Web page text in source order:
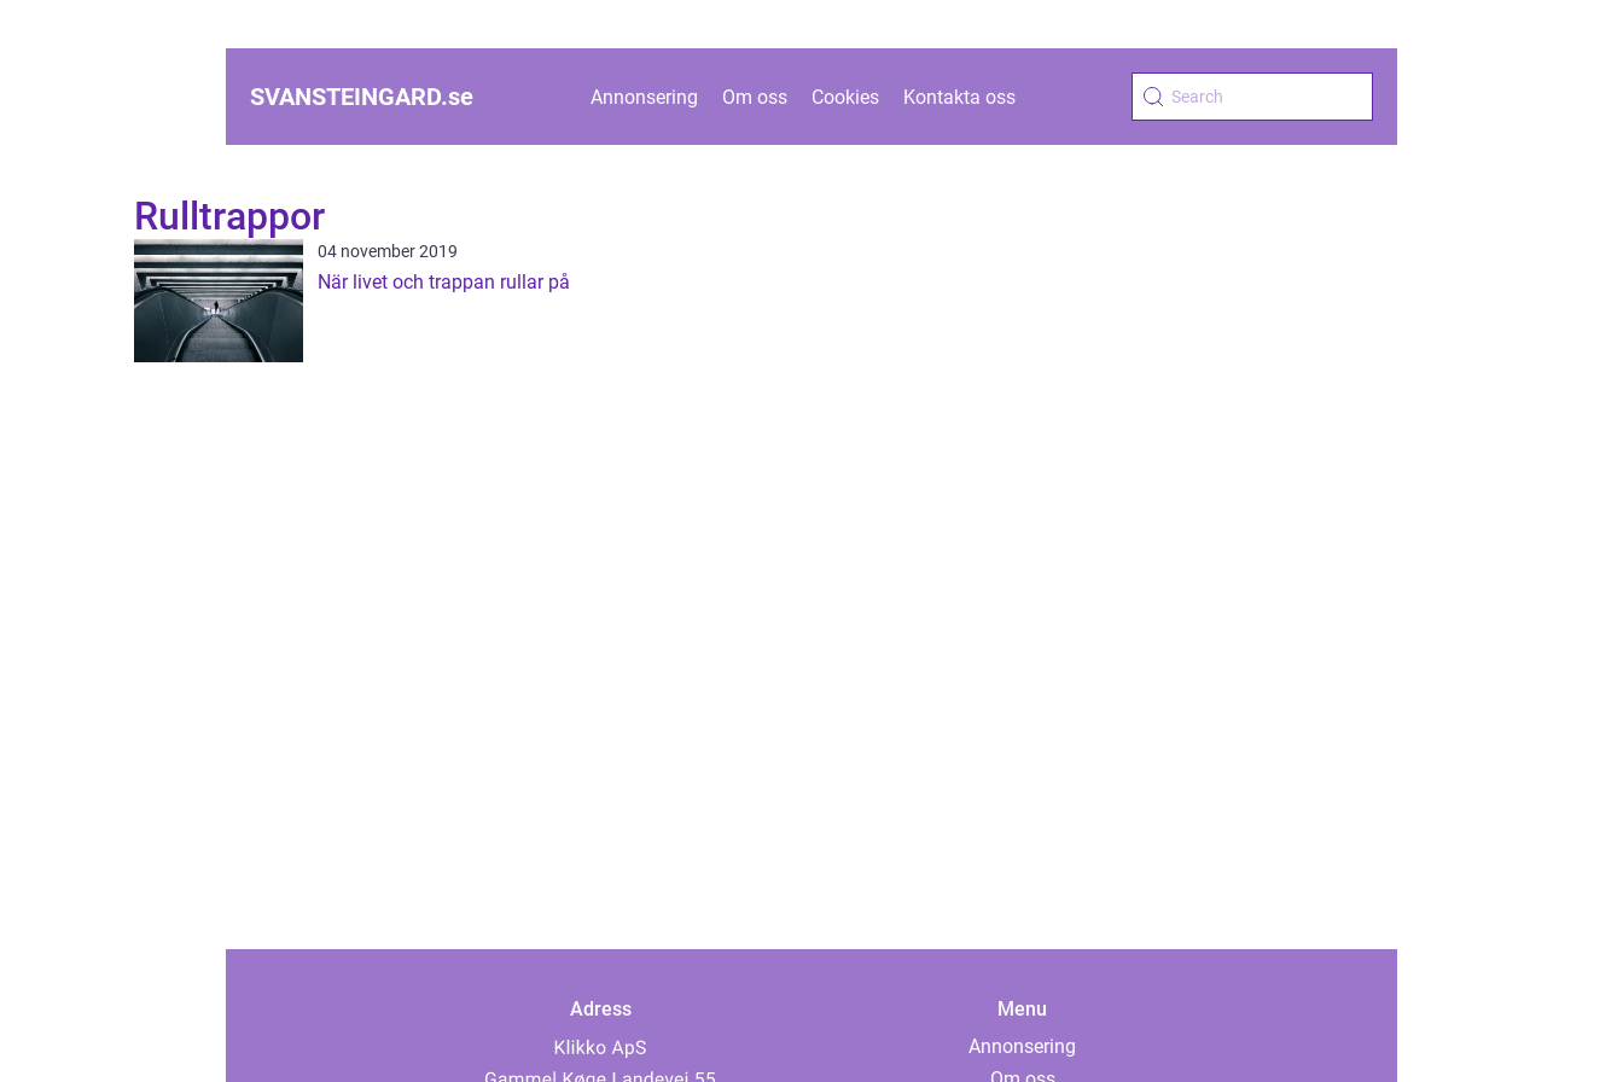
SVANSTEINGARD.se Annonsering Om oss Cookies Kontakta oss
Rulltrappor
04 november 2019
När livet och trappan rullar på
Adress
Menu
Annonsering